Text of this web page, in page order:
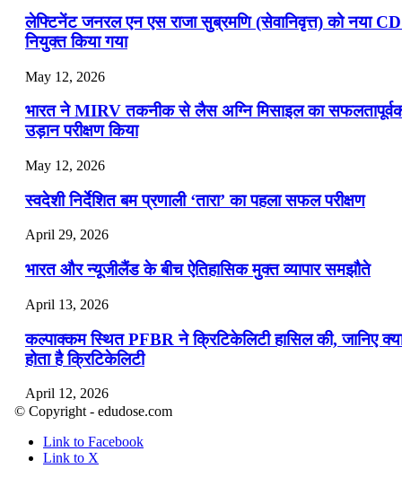
लेफ्टिनेंट जनरल एन एस राजा सुब्रमणि (सेवानिवृत्त) को नया
नियुक्त किया गया
May 12, 2026
भारत ने MIRV तकनीक से लैस अग्नि मिसाइल का
उड़ान परीक्षण किया
May 12, 2026
स्वदेशी निर्देशित बम प्रणाली ‘तारा’ का पहला सफल परीक्षण
April 29, 2026
भारत और न्यूजीलैंड के बीच ऐतिहासिक मुक्त व्यापार समझौते
April 13, 2026
कल्पाक्कम स्थित PFBR ने क्रिटिकेलिटी हासिल की, जानिए
होता है क्रिटिकेलिटी
April 12, 2026
April 9, 2026
© Copyright - edudose.com
Link to Facebook
Link to X